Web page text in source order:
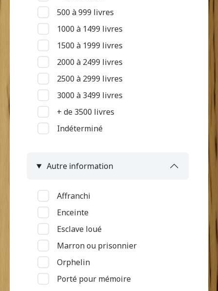
Maladie vénérienne, petite
vérole
Malingrerie
Mort
Mutilation
Pas d'informations
Pian
Piqué par serpent
Ulcère et "loupe"
Vieillesse
500 à 999 livres
1000 à 1499 livres
1500 à 1999 livres
2000 à 2499 livres
2500 à 2999 livres
3000 à 3499 livres
+ de 3500 livres
Indéterminé
Autre information
Affranchi
Enceinte
Esclave loué
Marron ou prisonnier
Orphelin
Porté pour mémoire